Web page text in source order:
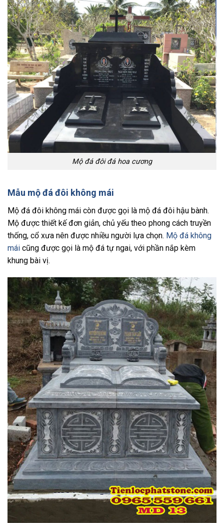
Mộ đá đôi đá hoa cương
Mẫu mộ đá đôi không mái
Mộ đá đôi không mái còn được gọi là mộ đá đôi hậu bành.
Mộ được thiết kế đơn giản, chủ yếu theo phong cách truyền
thống, cổ xưa nên được nhiều người lựa chọn. Mộ đá không
mái cũng được gọi là mộ đá tự ngai, với phần nắp kèm
khung bài vị.